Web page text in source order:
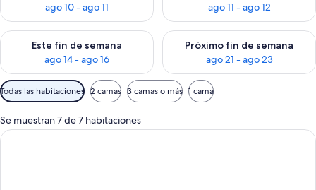
ago 10 - ago 11
ago 11 - ago 12
Este fin de semana
ago 14 - ago 16
Consulta la disponibilidad para este fin de semana, ago 14 -
Próximo fin de semana
ago 21 - ago 23
Consulta la disponibilidad
Filtros
disponibles
para
las
Todas las habitaciones 2 camas 3 camas o más 1 cama
Se muestran 7 de 7 habitaciones